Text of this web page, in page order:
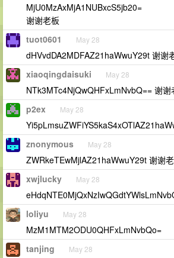
MjU0MzAxMjA1NUBxcS5jb20=
谢谢老板
tuot0601 May 28
dHVvdDA2MDFAZ21haWwuY29t 谢谢
xiaoqingdaisuki May 28
NTk3MTc4NjQwQHFxLmNvbQ== 谢谢
p2ex May 28
znonymous May 28
ZWRkeTEwMjlAZ21haWwuY29t 谢谢
xwjlucky May 28
loliyu May 28
MzM1MTM2ODU0QHFxLmNvbQo=
tanjing May 28